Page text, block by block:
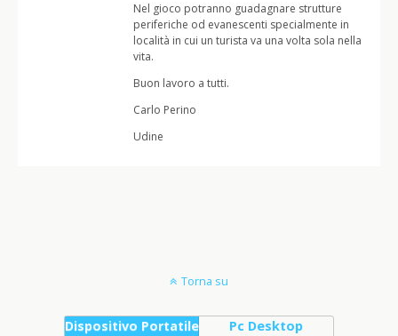
Nel gioco potranno guadagnare strutture
periferiche od evanescenti specialmente in
località in cui un turista va una volta sola nella
vita.
Buon lavoro a tutti.
Carlo Perino
Udine
Torna su
Dispositivo Portatile Pc Desktop